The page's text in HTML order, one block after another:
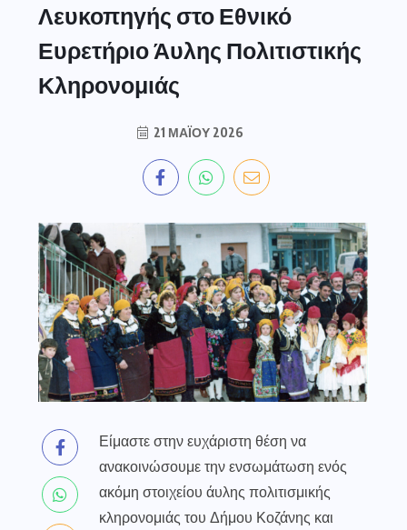
Λευκοπηγής στο Εθνικό
Ευρετήριο Άυλης Πολιτιστικής
Κληρονομιάς
21 ΜΑΪ́ΟΥ 2026
Είμαστε στην ευχάριστη θέση να
ανακοινώσουμε την ενσωμάτωση ενός
ακόμη στοιχείου άυλης πολιτισμικής
κληρονομιάς του Δήμου Κοζάνης και